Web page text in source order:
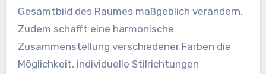
Gesamtbild des Raumes maßgeblich verändern.
Zudem schafft eine harmonische
Zusammenstellung verschiedener Farben die
Möglichkeit, individuelle Stilrichtungen